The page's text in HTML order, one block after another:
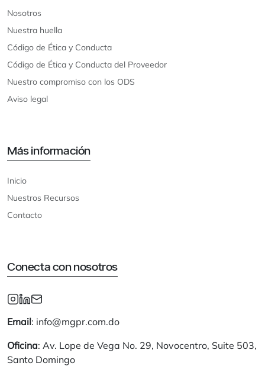
Nosotros
Nuestra huella
Código de Ética y Conducta
Código de Ética y Conducta del Proveedor
Nuestro compromiso con los ODS
Aviso legal
Más información
Inicio
Nuestros Recursos
Contacto
Conecta con nosotros
Email: info@mgpr.com.do
Oficina: Av. Lope de Vega No. 29, Novocentro, Suite 503,
Santo Domingo